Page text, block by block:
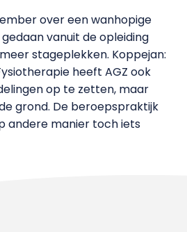
over een wanhopige
vanuit de opleiding
stageplekken. Koppejan:
heeft AGZ ook
op te zetten, maar
grond. De beroepspraktijk
andere manier toch iets